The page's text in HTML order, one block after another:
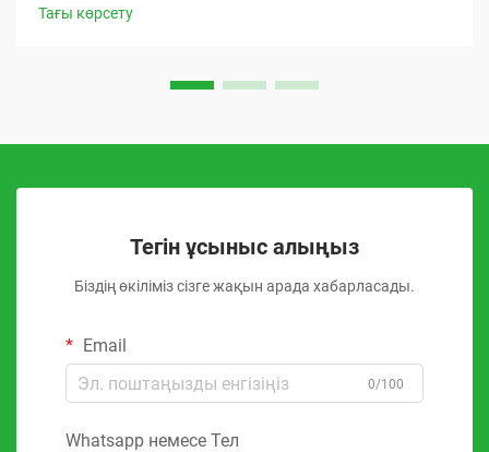
Тағы көрсету
Тегін ұсыныс алыңыз
Біздің өкіліміз сізге жақын арада хабарласады.
Email
0/100
Whatsapp немесе Тел